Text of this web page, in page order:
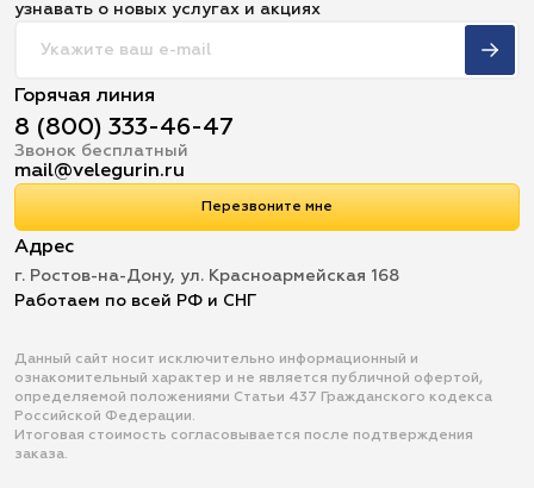
узнавать о новых услугах и акциях
Горячая линия
8 (800) 333-46-47
Звонок бесплатный
mail@velegurin.ru
Перезвоните мне
Адрес
г. Ростов-на-Дону, ул. Красноармейская 168
Работаем по всей РФ и СНГ
Данный сайт носит исключительно информационный и
ознакомительный характер и не является публичной офертой,
определяемой положениями Статьи 437 Гражданского кодекса
Российской Федерации.
Итоговая стоимость согласовывается после подтверждения
заказа.